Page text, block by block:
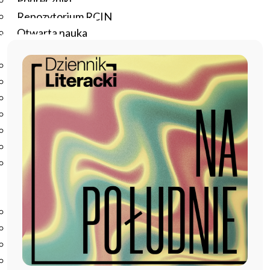
Repozytorium RCIN
Otwarta nauka
Studia podyplomowe
Szkolenia
Szkoła Doktorska Anthropos
Erasmus
Olimpiada Literatury i Języka Polskiego
Olimpiada Literatury i Języka Polskiego dla Szkół
Podstawowych
Biblioteka
O bibliotece
Godziny otwarcia
Katalog
Nowości